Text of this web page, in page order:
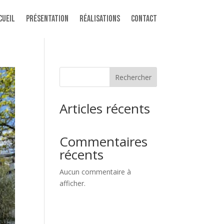
Présentation Réalisations Contact
Rechercher
Articles récents
Commentaires
récents
Aucun commentaire à
afficher.